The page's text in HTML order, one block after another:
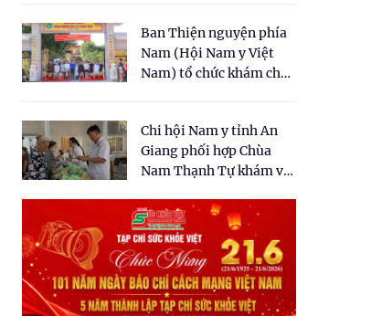
Ban Thiện nguyện phía
Nam (Hội Nam y Việt
Nam) tổ chức khám chữa
dân tại xã Tân Tập
Chi hội Nam y tỉnh An
Giang phối hợp Chùa
Nam Thạnh Tự khám và
nhân dân